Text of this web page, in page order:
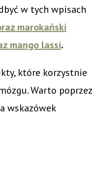
w tych wpisach
marokański
mango lassi.
które korzystnie
Warto poprzez
wskazówek